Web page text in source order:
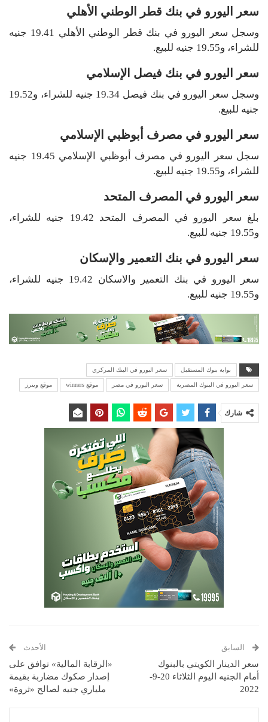
سعر اليورو في بنك قطر الوطني الأهلي
وسجل سعر اليورو في بنك قطر الوطني الأهلي 19.41 جنيه
للشراء، و19.55 جنيه للبيع.
سعر اليورو في بنك فيصل الإسلامي
وسجل سعر اليورو في بنك فيصل 19.34 جنيه للشراء، و19.52
جنيه للبيع.
سعر اليورو في مصرف أبوظبي الإسلامي
سجل سعر اليورو في مصرف أبوظبي الإسلامي 19.45 جنيه
للشراء، و19.55 جنيه للبيع.
سعر اليورو في المصرف المتحد
بلغ سعر اليورو في المصرف المتحد 19.42 جنيه للشراء،
و19.55 جنيه للبيع.
سعر اليورو في بنك التعمير والإسكان
سعر اليورو في بنك التعمير والاسكان 19.42 جنيه للشراء،
و19.55 جنيه للبيع.
بوابة بنوك المستقبل سعر اليورو في البنك المركزي
سعر اليورو في البنوك المصرية سعر اليورو في مصر موقع winners موقع وينرز
شارك
السابق
سعر الدينار الكويتي بالبنوك
أمام الجنيه اليوم الثلاثاء 20-9-
2022
الأحدث
«الرقابة المالية» توافق على
إصدار صكوك مضاربة بقيمة
ملياري جنيه لصالح «ثروة»